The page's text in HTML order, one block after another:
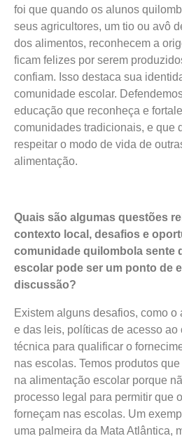
foi que quando os alunos
seus agricultores, um tio ou avô
dos alimentos, reconhecem a
ficam felizes por serem
confiam. Isso destaca sua
comunidade escolar.
educação que reconheça e
comunidades tradicionais, e que
respeitar o modo de vida de
alimentação.
Quais são algumas questões
contexto local, desafios e
comunidade quilombola sente
escolar pode ser um ponto de
discussão?
Existem alguns desafios, como
e das leis, políticas de acesso ao
técnica para qualificar o
nas escolas. Temos produtos
na alimentação escolar porque
processo legal para permitir que
forneçam nas escolas. Um
uma palmeira da Mata Atlântica,